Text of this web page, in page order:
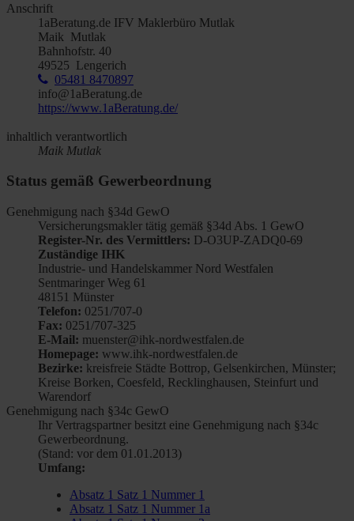
Anschrift
1aBeratung.de IFV Maklerbüro Mutlak
Maik Mutlak
Bahnhofstr. 40
49525 Lengerich
05481 8470897
info@1aBeratung.de
https://www.1aBeratung.de/
inhaltlich verantwortlich
Maik Mutlak
Status gemäß Gewerbeordnung
Genehmigung nach §34d GewO
Versicherungsmakler tätig gemäß §34d Abs. 1 GewO
Register-Nr. des Vermittlers: D-O3UP-ZADQ0-69
Zuständige IHK
Industrie- und Handelskammer Nord Westfalen
Sentmaringer Weg 61
48151 Münster
Telefon: 0251/707-0
Fax: 0251/707-325
E-Mail: muenster@ihk-nordwestfalen.de
Homepage: www.ihk-nordwestfalen.de
Bezirke: kreisfreie Städte Bottrop, Gelsenkirchen, Münster;
Kreise Borken, Coesfeld, Recklinghausen, Steinfurt und
Warendorf
Genehmigung nach §34c GewO
Ihr Vertragspartner besitzt eine Genehmigung nach §34c
Gewerbeordnung.
(Stand: vor dem 01.01.2013)
Umfang:
Absatz 1 Satz 1 Nummer 1
Absatz 1 Satz 1 Nummer 1a